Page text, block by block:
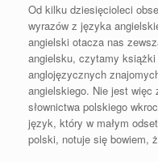
Od kilku dziesięcioleci
wyrazów z języka
angielski otacza nas
angielsku, czytamy
anglojęzycznych
angielskiego. Nie jest
słownictwa polskiego
język, który w małym
polski, notuje się bowiem,